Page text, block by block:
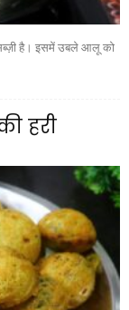
सब्ज़ी है। इसमें उबले आलू को
हरी